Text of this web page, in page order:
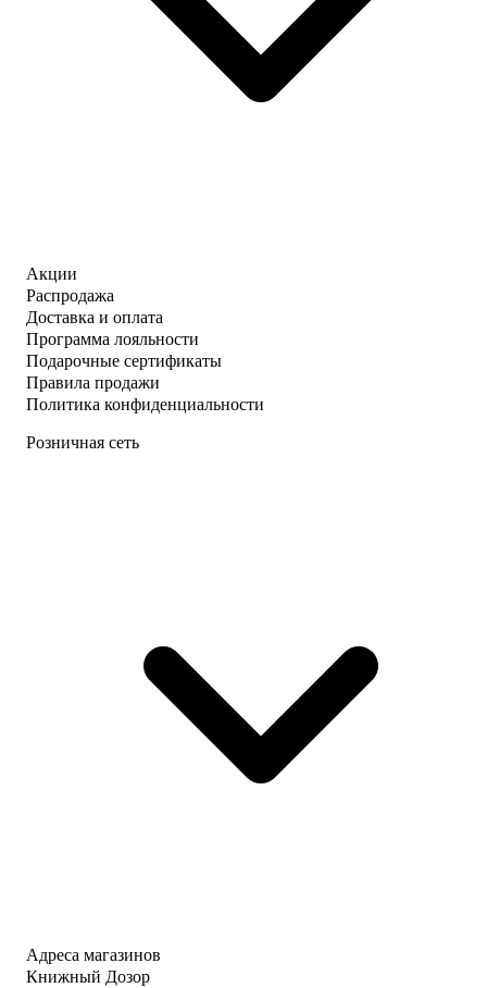
Акции
Распродажа
Доставка и оплата
Программа лояльности
Подарочные сертификаты
Правила продажи
Политика конфиденциальности
Розничная сеть
Адреса магазинов
Книжный Дозор